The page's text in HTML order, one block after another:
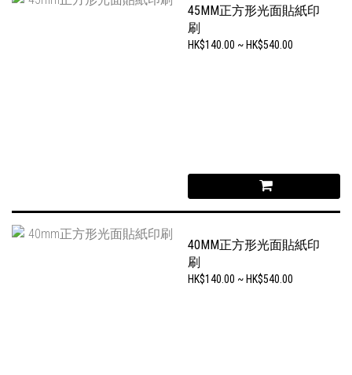
45MM正方形光面貼紙印
刷
HK$140.00 ~ HK$540.00
40MM正方形光面貼紙印
刷
HK$140.00 ~ HK$540.00